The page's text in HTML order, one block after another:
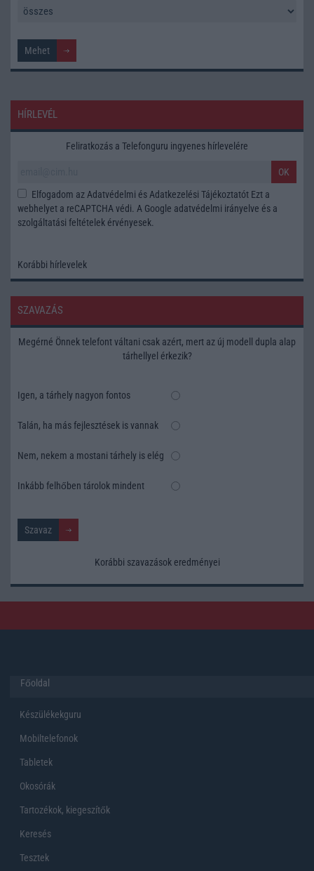
HÍRLEVÉL
Feliratkozás a Telefonguru ingyenes hírlevelére
OK
Elfogadom az Adatvédelmi és Adatkezelési Tájékoztatót Ezt a
webhelyet a reCAPTCHA védi. A Google adatvédelmi irányelve és a
szolgáltatási feltételek érvényesek.
Korábbi hírlevelek
SZAVAZÁS
Megérné Önnek telefont váltani csak azért, mert az új modell dupla alap
tárhellyel érkezik?
Igen, a tárhely nagyon fontos
Talán, ha más fejlesztések is vannak
Nem, nekem a mostani tárhely is elég
Inkább felhőben tárolok mindent
Korábbi szavazások eredményei
Főoldal
Készülékekguru
Mobiltelefonok
Tabletek
Okosórák
Tartozékok, kiegeszítők
Keresés
Tesztek